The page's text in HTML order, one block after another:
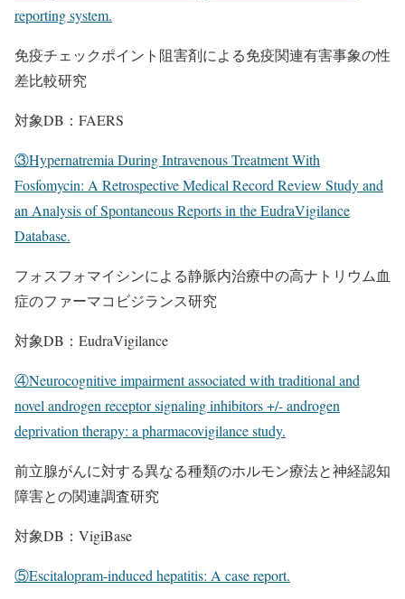
reporting system.
免疫チェックポイント阻害剤による免疫関連有害事象の性
差比較研究
対象DB：FAERS
③Hypernatremia During Intravenous Treatment With
Fosfomycin: A Retrospective Medical Record Review Study and
an Analysis of Spontaneous Reports in the EudraVigilance
Database.
フォスフォマイシンによる静脈内治療中の高ナトリウム血
症のファーマコビジランス研究
対象DB：EudraVigilance
④Neurocognitive impairment associated with traditional and
novel androgen receptor signaling inhibitors +/- androgen
deprivation therapy: a pharmacovigilance study.
前立腺がんに対する異なる種類のホルモン療法と神経認知
障害との関連調査研究
対象DB：VigiBase
⑤Escitalopram-induced hepatitis: A case report.